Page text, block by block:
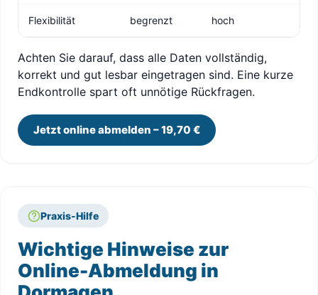
Flexibilität begrenzt hoch
Achten Sie darauf, dass alle Daten vollständig,
korrekt und gut lesbar eingetragen sind. Eine kurze
Endkontrolle spart oft unnötige Rückfragen.
Jetzt online abmelden – 19,70 €
Praxis-Hilfe
Wichtige Hinweise zur
Online-Abmeldung in